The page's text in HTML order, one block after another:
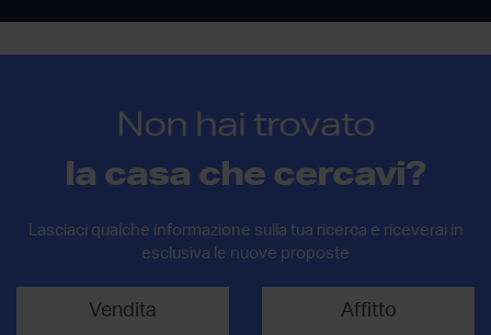
Non hai trovato
la casa che cercavi?
Lasciaci qualche informazione sulla tua ricerca e riceverai in
esclusiva le nuove proposte
Vendita Affitto